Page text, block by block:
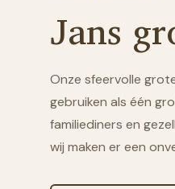
Jans
Onze sfeervolle
gebruiken als één
familiediners en
wij maken er een